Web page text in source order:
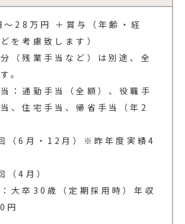
～28万円 ＋賞与（年齢・経
を考慮致します）
（残業手当など）は別途、全
。
：通勤手当（全額）、役職手
、住宅手当、帰省手当（年2
（6月・12月）※昨年度実績4
（4月）
大卒30歳（定期採用時）年収
円